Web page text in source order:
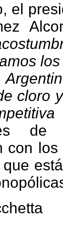
el
cloro
con